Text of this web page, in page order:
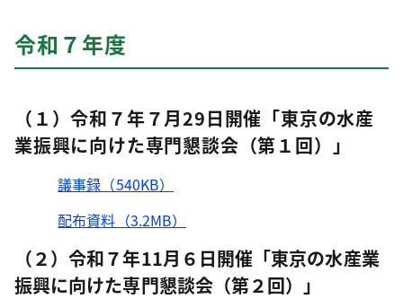
令和７年度
（１）令和７年７月29日開催「東京の水産
業振興に向けた専門懇談会（第１回）」
議事録（540KB）
配布資料（3.2MB）
（２）令和７年11月６日開催「東京の水産業
振興に向けた専門懇談会（第２回）」